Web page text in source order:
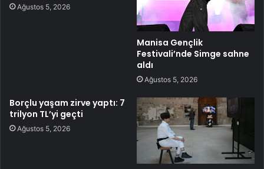
Ağustos 5, 2026
Manisa Gençlik
Festivali’nde Simge sahne
aldı
Ağustos 5, 2026
Borçlu yaşam zirve yaptı: 7
trilyon TL’yi geçti
Ağustos 5, 2026